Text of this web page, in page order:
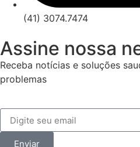
(41) 3074.7474
Assine nossa
Receba notícias e soluções
problemas
Enviar